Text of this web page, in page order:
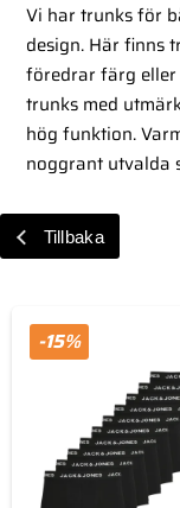
Vi har trunks för
design. Här finns
föredrar färg eller
trunks med
hög funktion.
noggrant utvalda
Tillbaka
-15%